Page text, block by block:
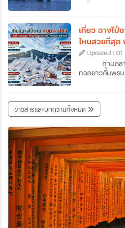
แต่ถ้าหากได้ลอ
สัมผัสแลนด์มา
รับรองได้ว่าจะต
เมืองนี้กันอย่าง
รวบรวมข้อมูลเ
สต์ 7 พิกัดห้าม
ติกแห่งนี้มาฝา
ทั้งเกาะกลายเ
ส่องประกายระ
ทิวทัศน์สุดอัศจร
จากภาพวาดพู่
คือเกาะวูซง
แม่น้ำซงฮวา
(Jilin City) ใน
เดินทางที่เต็มไ
ถิ่น การวางแผน
ปรากฏการณ์อัน
ครั้ง คือรางวัลชี
แน่นอนค่ะ ว่าแล้
รวบรวม ข้อมูลเ
หนึ่งในสี่สิ่งมหัศ
ของจีนมาให้แล้
เที่ยว ฉางไป๋
ไหนสวยที่สุด
ใต้ ตะวันตก
Updated :
ท่ามกลาง
ทอดยาวกั้นพรม
ทัวร์จีนจี๋หลินที่ส
มหัศจรรย์ของธ
แห่งนี้ไม่ได้มีเพี
หนาว แต่ยังซ่อน
สีน้ำเงินเข้มบน
รวมถึงผืนป่าดึก
ฤดูกาลอย่างน่า
พาทุกท่านมาทัว
ทุกมุม พร้อมข้อ
ไม่ว่าจะเป็นคว
สถานที่เที่ยวฉา
ช่วยให้สามารถ
อย่างสมบูรณ์แ
แล้วมาร่วมเดิน
แห่งนี้กันค่ะ
ข่าวสารและบทความทั้งหมด